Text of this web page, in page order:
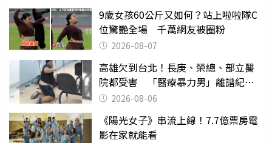
9歲女孩60公斤又如何？站上啦啦隊C
位驚艷全場 千萬網友被圈粉
2026-08-07
高雄欠到台北！長庚、榮總、部立醫
院都受害 「醫療暴力男」離譜紀錄
曝光2026-08-06
《陽光女子》串流上線！7.7億票房電
影在家就能看